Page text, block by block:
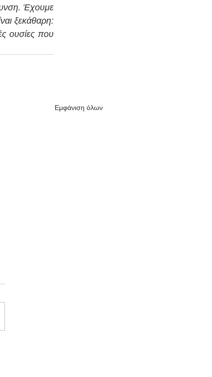
Έχουμε
ξεκάθαρη:
ουσίες που
Εμφάνιση όλων